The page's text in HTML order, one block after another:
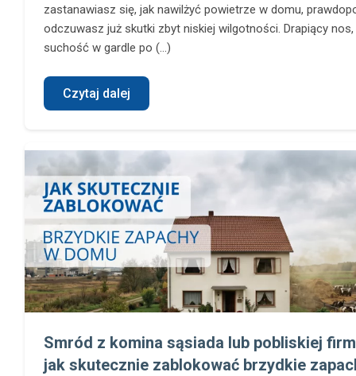
zastanawiasz się, jak nawilżyć powietrze w domu,
odczuwasz już skutki zbyt niskiej wilgotności. Drapiący nos,
suchość w gardle po (...)
Czytaj dalej
Smród z komina sąsiada lub pobliskiej
jak skutecznie zablokować brzydkie